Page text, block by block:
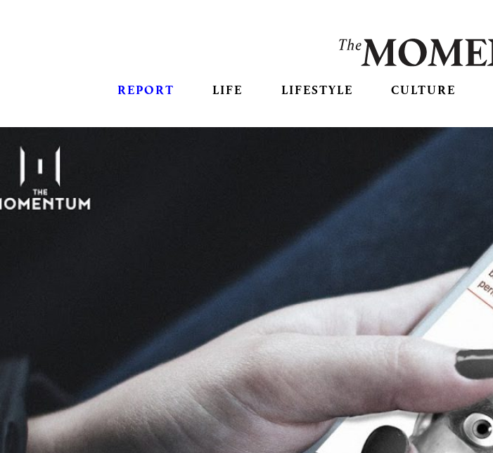
REPORT LIFE LIFESTYLE CULTURE